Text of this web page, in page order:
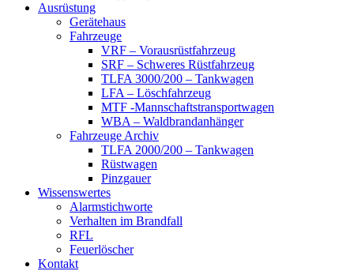
Ausrüstung
Gerätehaus
Fahrzeuge
VRF – Vorausrüstfahrzeug
SRF – Schweres Rüstfahrzeug
TLFA 3000/200 – Tankwagen
LFA – Löschfahrzeug
MTF -Mannschaftstransportwagen
WBA – Waldbrandanhänger
Fahrzeuge Archiv
TLFA 2000/200 – Tankwagen
Rüstwagen
Pinzgauer
Wissenswertes
Alarmstichworte
Verhalten im Brandfall
RFL
Feuerlöscher
Kontakt